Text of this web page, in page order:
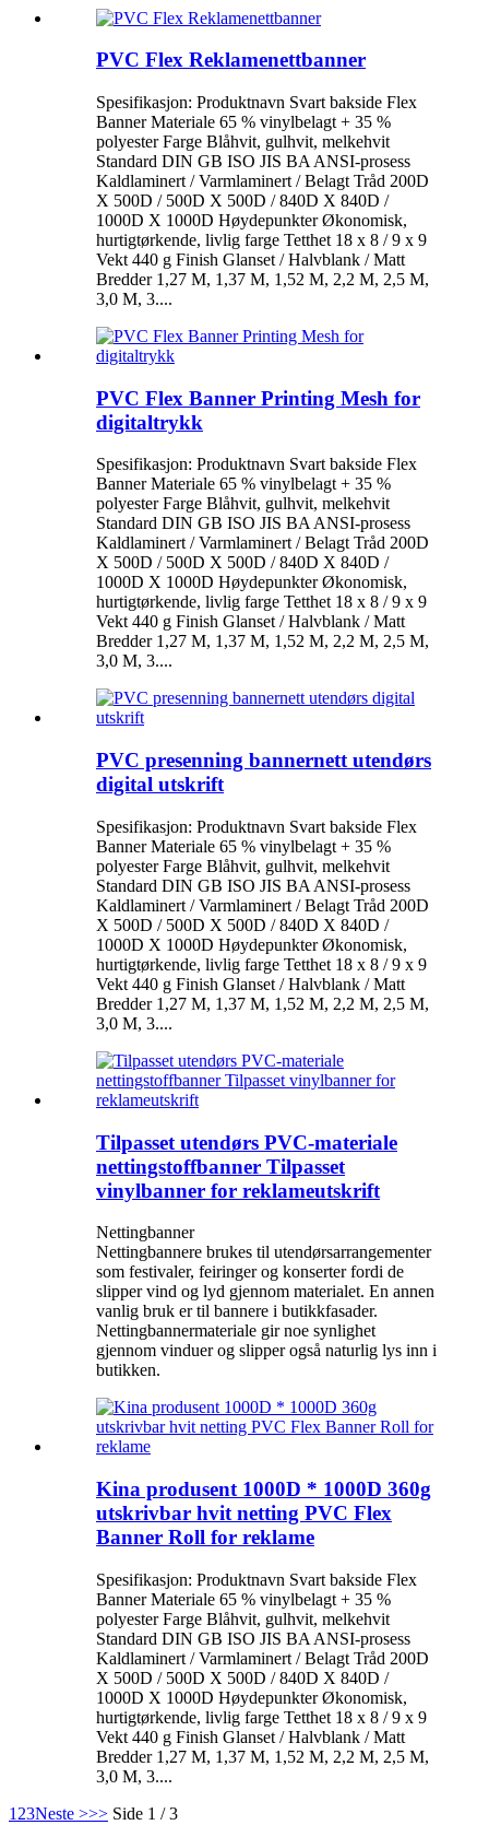
PVC Flex Reklamenettbanner
Spesifikasjon: Produktnavn Svart bakside Flex
Banner Materiale 65 % vinylbelagt + 35 %
polyester Farge Blåhvit, gulhvit, melkehvit
Standard DIN GB ISO JIS BA ANSI-prosess
Kaldlaminert / Varmlaminert / Belagt Tråd 200D
X 500D / 500D X 500D / 840D X 840D /
1000D X 1000D Høydepunkter Økonomisk,
hurtigtørkende, livlig farge Tetthet 18 x 8 / 9 x 9
Vekt 440 g Finish Glanset / Halvblank / Matt
Bredder 1,27 M, 1,37 M, 1,52 M, 2,2 M, 2,5 M,
3,0 M, 3....
PVC Flex Banner Printing Mesh for
digitaltrykk
Spesifikasjon: Produktnavn Svart bakside Flex
Banner Materiale 65 % vinylbelagt + 35 %
polyester Farge Blåhvit, gulhvit, melkehvit
Standard DIN GB ISO JIS BA ANSI-prosess
Kaldlaminert / Varmlaminert / Belagt Tråd 200D
X 500D / 500D X 500D / 840D X 840D /
1000D X 1000D Høydepunkter Økonomisk,
hurtigtørkende, livlig farge Tetthet 18 x 8 / 9 x 9
Vekt 440 g Finish Glanset / Halvblank / Matt
Bredder 1,27 M, 1,37 M, 1,52 M, 2,2 M, 2,5 M,
3,0 M, 3....
PVC presenning bannernett utendørs
digital utskrift
Spesifikasjon: Produktnavn Svart bakside Flex
Banner Materiale 65 % vinylbelagt + 35 %
polyester Farge Blåhvit, gulhvit, melkehvit
Standard DIN GB ISO JIS BA ANSI-prosess
Kaldlaminert / Varmlaminert / Belagt Tråd 200D
X 500D / 500D X 500D / 840D X 840D /
1000D X 1000D Høydepunkter Økonomisk,
hurtigtørkende, livlig farge Tetthet 18 x 8 / 9 x 9
Vekt 440 g Finish Glanset / Halvblank / Matt
Bredder 1,27 M, 1,37 M, 1,52 M, 2,2 M, 2,5 M,
3,0 M, 3....
Tilpasset utendørs PVC-materiale
nettingstoffbanner Tilpasset
vinylbanner for reklameutskrift
Nettingbanner
Nettingbannere brukes til utendørsarrangementer
som festivaler, feiringer og konserter fordi de
slipper vind og lyd gjennom materialet. En annen
vanlig bruk er til bannere i butikkfasader.
Nettingbannermateriale gir noe synlighet
gjennom vinduer og slipper også naturlig lys inn i
butikken.
Kina produsent 1000D * 1000D 360g
utskrivbar hvit netting PVC Flex
Banner Roll for reklame
Spesifikasjon: Produktnavn Svart bakside Flex
Banner Materiale 65 % vinylbelagt + 35 %
polyester Farge Blåhvit, gulhvit, melkehvit
Standard DIN GB ISO JIS BA ANSI-prosess
Kaldlaminert / Varmlaminert / Belagt Tråd 200D
X 500D / 500D X 500D / 840D X 840D /
1000D X 1000D Høydepunkter Økonomisk,
hurtigtørkende, livlig farge Tetthet 18 x 8 / 9 x 9
Vekt 440 g Finish Glanset / Halvblank / Matt
Bredder 1,27 M, 1,37 M, 1,52 M, 2,2 M, 2,5 M,
3,0 M, 3....
1 23Neste >>> Side 1 / 3